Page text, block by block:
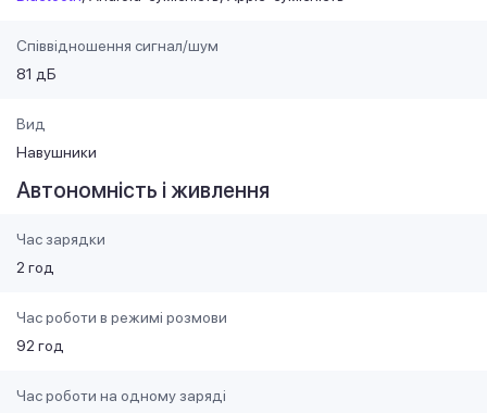
Співвідношення сигнал/шум
81 дБ
Вид
Навушники
Автономність і живлення
Час зарядки
2 год
Час роботи в режимі розмови
92 год
Час роботи на одному заряді